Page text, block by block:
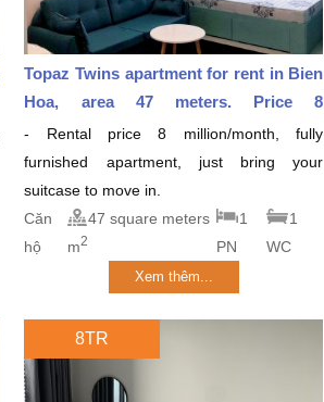
Topaz Twins apartment for rent in Bien
Hoa, area 47 meters. Price 8
million/month
- Rental price 8 million/month, fully
furnished apartment, just bring your
suitcase to move in.
Căn
hộ
47 square meters
m2
1
PN
1
WC
Xem thêm...
8TR